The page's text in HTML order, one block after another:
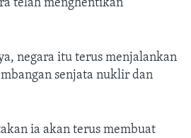
telah menghentikan
negara itu terus menjalankan
senjata nuklir dan
ia akan terus membuat